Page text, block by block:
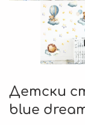
Детски
blue